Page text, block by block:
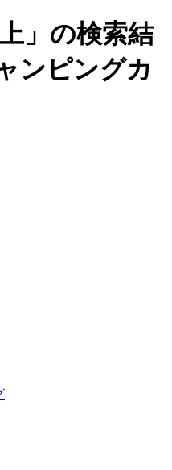
上」の検索結
ンピングカ